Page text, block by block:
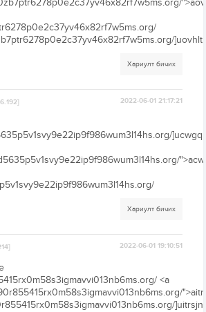
Хариулт бичих
2022-06-01 21:17:21
Хариулт бичих
2022-06-01 19:10:51
<a